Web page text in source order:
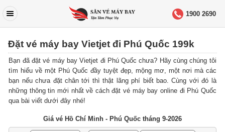
1900 2690
Đặt vé máy bay Vietjet đi Phú Quốc 199k
Bạn đã đặt vé máy bay Vietjet đi Phú Quốc chưa? Hãy cùng chúng tôi
tìm hiểu về một Phú Quốc đầy tuyệt đẹp, mộng mơ, một nơi mà các
bạn nếu chưa đặt chân tới thì thật lãng phí biết bao. Cùng với đó là
những thông tin mới nhất về cách đặt vé máy bay online đi Phú Quốc
qua bài viết dưới đây nhé!
Giá vé Hồ Chí Minh - Phú Quốc tháng 9-2026